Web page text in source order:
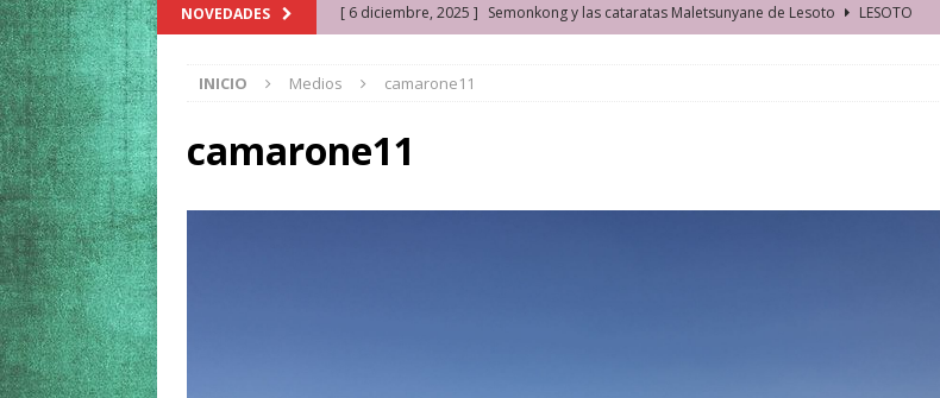
NOVEDADES [ 6 diciembre, 2025 ] Semonkong y las cataratas Maletsunyane de Lesoto
LESOTO
KAZAJISTÁN
[ 22 noviembre, 2025 ]
[ 9 octubre, 2025 ] JAMAICA. La historia de la misteriosa avioneta de la playa
JAMAICA
INICIO Medios camarone11
camarone11